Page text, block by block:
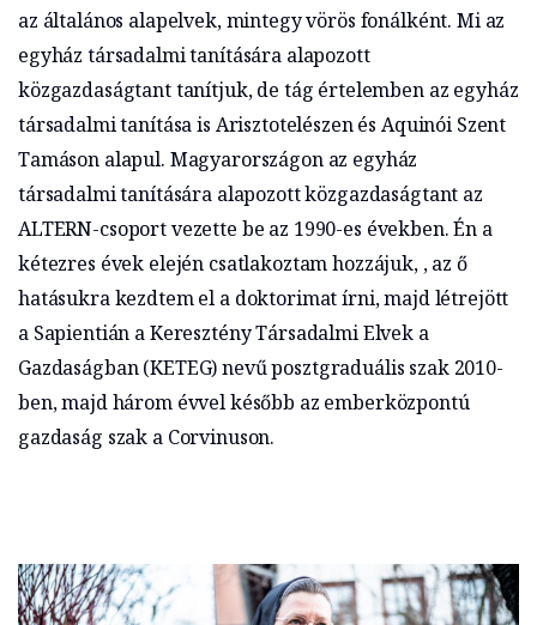
az általános alapelvek, mintegy vörös fonálként. Mi az
egyház társadalmi tanítására alapozott
közgazdaságtant tanítjuk, de tág értelemben az egyház
társadalmi tanítása is Arisztotelészen és Aquinói Szent
Tamáson alapul. Magyarországon az egyház
társadalmi tanítására alapozott közgazdaságtant az
ALTERN-csoport vezette be az 1990-es években. Én a
kétezres évek elején csatlakoztam hozzájuk, , az ő
hatásukra kezdtem el a doktorimat írni, majd létrejött
a Sapientián a Keresztény Társadalmi Elvek a
Gazdaságban (KETEG) nevű posztgraduális szak 2010-
ben, majd három évvel később az emberközpontú
gazdaság szak a Corvinuson.